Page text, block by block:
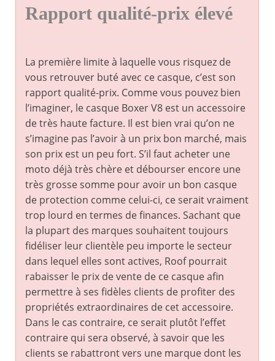
Rapport qualité-prix élevé
La première limite à laquelle vous risquez de
vous retrouver buté avec ce casque, c’est son
rapport qualité-prix. Comme vous pouvez bien
l’imaginer, le casque Boxer V8 est un accessoire
de très haute facture. Il est bien vrai qu’on ne
s’imagine pas l’avoir à un prix bon marché, mais
son prix est un peu fort. S’il faut acheter une
moto déjà très chère et débourser encore une
très grosse somme pour avoir un bon casque
de protection comme celui-ci, ce serait vraiment
trop lourd en termes de finances. Sachant que
la plupart des marques souhaitent toujours
fidéliser leur clientèle peu importe le secteur
dans lequel elles sont actives, Roof pourrait
rabaisser le prix de vente de ce casque afin
permettre à ses fidèles clients de profiter des
propriétés extraordinaires de cet accessoire.
Dans le cas contraire, ce serait plutôt l’effet
contraire qui sera observé, à savoir que les
clients se rabattront vers une marque dont les